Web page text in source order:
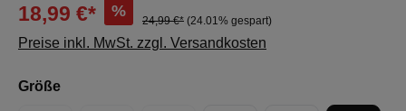
18,99 €* %
24,99 €* (24.01% gespart)
Preise inkl. MwSt. zzgl. Versandkosten
Größeauswählen